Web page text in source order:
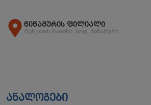
წიწამურის ფილიალი
მცხეთის რაიონი, სოფ. წიწამური
ანალოგები